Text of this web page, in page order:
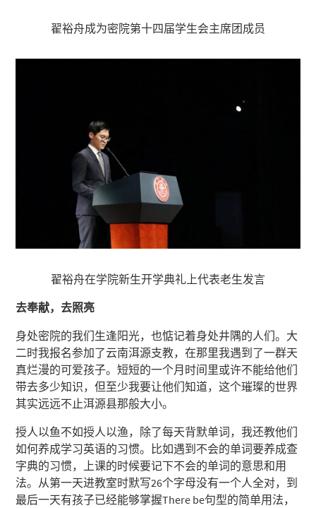
翟裕舟成为密院第十四届学生会主席团成员
翟裕舟在学院新生开学典礼上代表老生发言
去奉献，去照亮
身处密院的我们生逢阳光，也惦记着身处井隅的人们。大
二时我报名参加了云南洱源支教，在那里我遇到了一群天
真烂漫的可爱孩子。短短的一个月时间里或许不能给他们
带去多少知识，但至少我要让他们知道，这个璀璨的世界
其实远远不止洱源县那般大小。
授人以鱼不如授人以渔，除了每天背默单词，我还教他们
如何养成学习英语的习惯。比如遇到不会的单词要养成查
字典的习惯，上课的时候要记下不会的单词的意思和用
法。从第一天进教室时默写26个字母没有一个人全对，到
最后一天有孩子已经能够掌握There be句型的简单用法，